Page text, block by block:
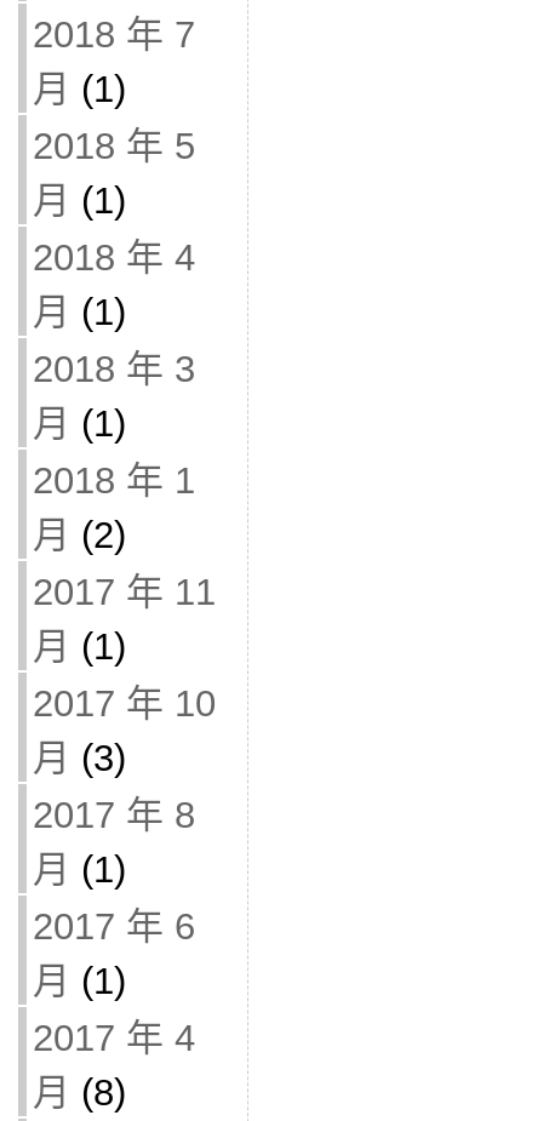
2018 年 7
月 (1)
2018 年 5
月 (1)
2018 年 4
月 (1)
2018 年 3
月 (1)
2018 年 1
月 (2)
2017 年 11
月 (1)
2017 年 10
月 (3)
2017 年 8
月 (1)
2017 年 6
月 (1)
2017 年 4
月 (8)